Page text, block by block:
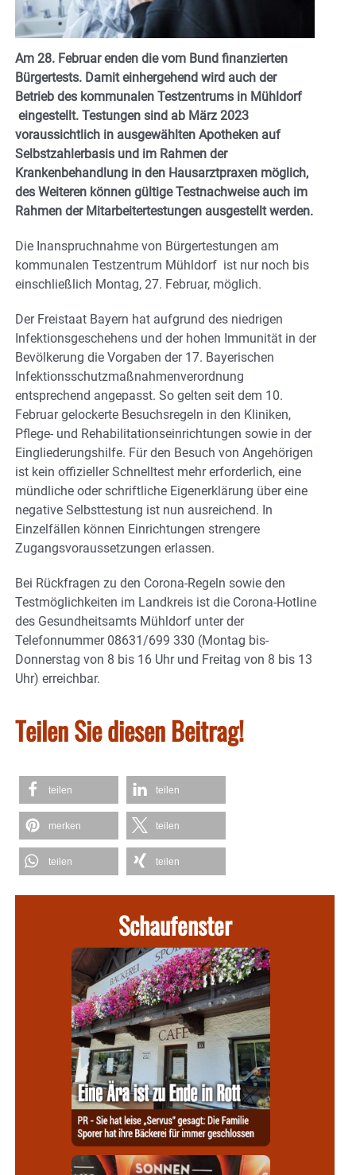
Am 28. Februar enden die vom Bund finanzierten
Bürgertests. Damit einhergehend wird auch der
Betrieb des kommunalen Testzentrums in Mühldorf
eingestellt. Testungen sind ab März 2023
voraussichtlich in ausgewählten Apotheken auf
Selbstzahlerbasis und im Rahmen der
Krankenbehandlung in den Hausarztpraxen möglich,
des Weiteren können gültige Testnachweise auch im
Rahmen der Mitarbeitertestungen ausgestellt werden.
Die Inanspruchnahme von Bürgertestungen am
kommunalen Testzentrum Mühldorf ist nur noch bis
einschließlich Montag, 27. Februar, möglich.
Der Freistaat Bayern hat aufgrund des niedrigen
Infektionsgeschehens und der hohen Immunität in der
Bevölkerung die Vorgaben der 17. Bayerischen
Infektionsschutzmaßnahmenverordnung
entsprechend angepasst. So gelten seit dem 10.
Februar gelockerte Besuchsregeln in den Kliniken,
Pflege- und Rehabilitationseinrichtungen sowie in der
Eingliederungshilfe. Für den Besuch von Angehörigen
ist kein offizieller Schnelltest mehr erforderlich, eine
mündliche oder schriftliche Eigenerklärung über eine
negative Selbsttestung ist nun ausreichend. In
Einzelfällen können Einrichtungen strengere
Zugangsvoraussetzungen erlassen.
Bei Rückfragen zu den Corona-Regeln sowie den
Testmöglichkeiten im Landkreis ist die Corona-Hotline
des Gesundheitsamts Mühldorf unter der
Telefonnummer 08631/699 330 (Montag bis-
Donnerstag von 8 bis 16 Uhr und Freitag von 8 bis 13
Uhr) erreichbar.
Teilen Sie diesen Beitrag!
teilen teilen
merken teilen
teilen teilen
Schaufenster